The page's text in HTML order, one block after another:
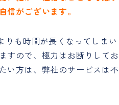
がございます。
りも時間が長くなってしまい
すので、極力はお断りしてお
い方は、弊社のサービスは不